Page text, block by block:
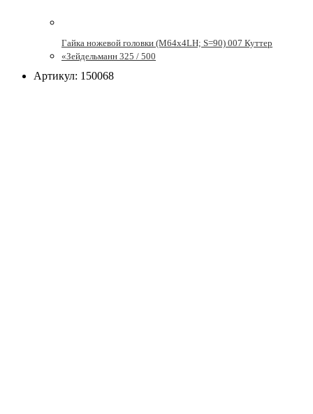
Гайка ножевой головки (М64х4LH; S=90) 007 Куттер
«Зейдельманн 325 / 500
Артикул: 150068